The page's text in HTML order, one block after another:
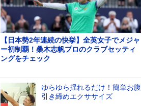
【日本勢2年連続の快挙】全英女子でメジャ
ー初制覇！桑木志帆プロのクラブセッティ
ングをチェック
ゆらゆら揺れるだけ！簡単お腹
引き締めエクササイズ